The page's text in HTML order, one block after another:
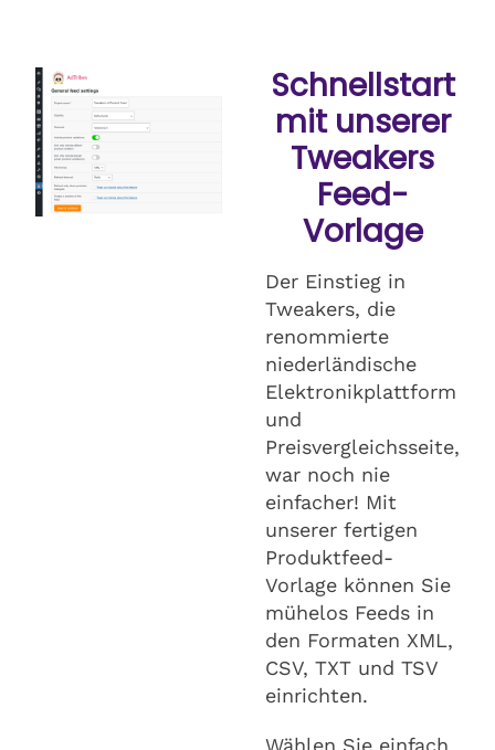
Schnellstart
mit unserer
Tweakers
Feed-
Vorlage
Der Einstieg in
Tweakers, die
renommierte
niederländische
Elektronikplattform
und
Preisvergleichsseite,
war noch nie
einfacher! Mit
unserer fertigen
Produktfeed-
Vorlage können Sie
mühelos Feeds in
den Formaten XML,
CSV, TXT und TSV
einrichten.